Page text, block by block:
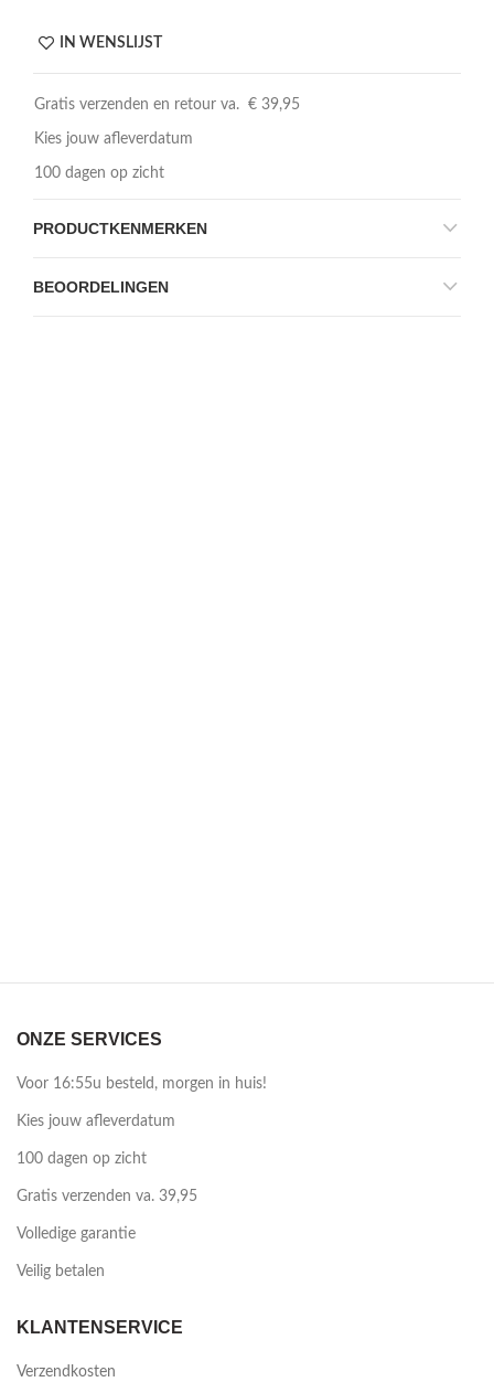
IN WENSLIJST
Gratis verzenden en retour va. € 39,95
Kies jouw afleverdatum
100 dagen op zicht
PRODUCTKENMERKEN
BEOORDELINGEN
ONZE SERVICES
Voor 16:55u besteld, morgen in huis!
Kies jouw afleverdatum
100 dagen op zicht
Gratis verzenden va. 39,95
Volledige garantie
Veilig betalen
KLANTENSERVICE
Verzendkosten